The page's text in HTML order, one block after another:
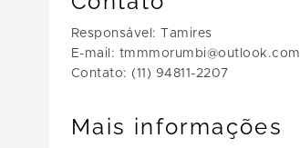
Responsável: Tamires
E-mail: tmmmorumbi@outlook.com
Contato: (11) 94811-2207
Mais informações